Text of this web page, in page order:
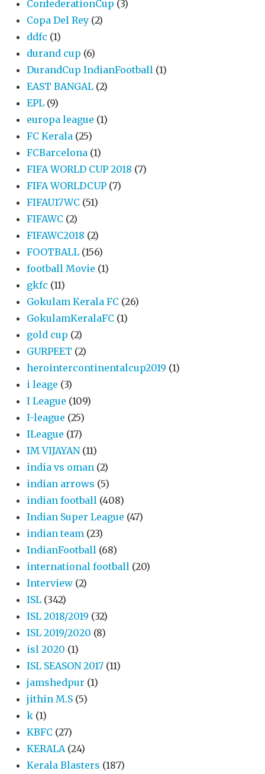
ConfederationCup (3)
Copa Del Rey (2)
ddfc (1)
durand cup (6)
DurandCup IndianFootball (1)
EAST BANGAL (2)
EPL (9)
europa league (1)
FC Kerala (25)
FCBarcelona (1)
FIFA WORLD CUP 2018 (7)
FIFA WORLDCUP (7)
FIFAU17WC (51)
FIFAWC (2)
FIFAWC2018 (2)
FOOTBALL (156)
football Movie (1)
gkfc (11)
Gokulam Kerala FC (26)
GokulamKeralaFC (1)
gold cup (2)
GURPEET (2)
herointercontinentalcup2019 (1)
i leage (3)
I League (109)
I-league (25)
ILeague (17)
IM VIJAYAN (11)
india vs oman (2)
indian arrows (5)
indian football (408)
Indian Super League (47)
indian team (23)
IndianFootball (68)
international football (20)
Interview (2)
ISL (342)
ISL 2018/2019 (32)
ISL 2019/2020 (8)
isl 2020 (1)
ISL SEASON 2017 (11)
jamshedpur (1)
jithin M.S (5)
k (1)
KBFC (27)
KERALA (24)
Kerala Blasters (187)